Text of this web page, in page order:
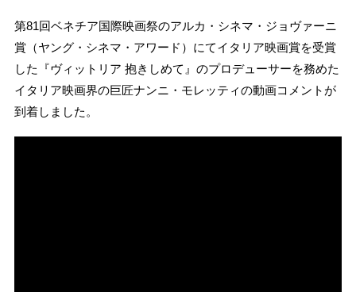
第81回ベネチア国際映画祭のアルカ・シネマ・ジョヴァーニ
賞（ヤング・シネマ・アワード）にてイタリア映画賞を受賞
した『ヴィットリア 抱きしめて』のプロデューサーを務めた
イタリア映画界の巨匠ナンニ・モレッティの動画コメントが
到着しました。